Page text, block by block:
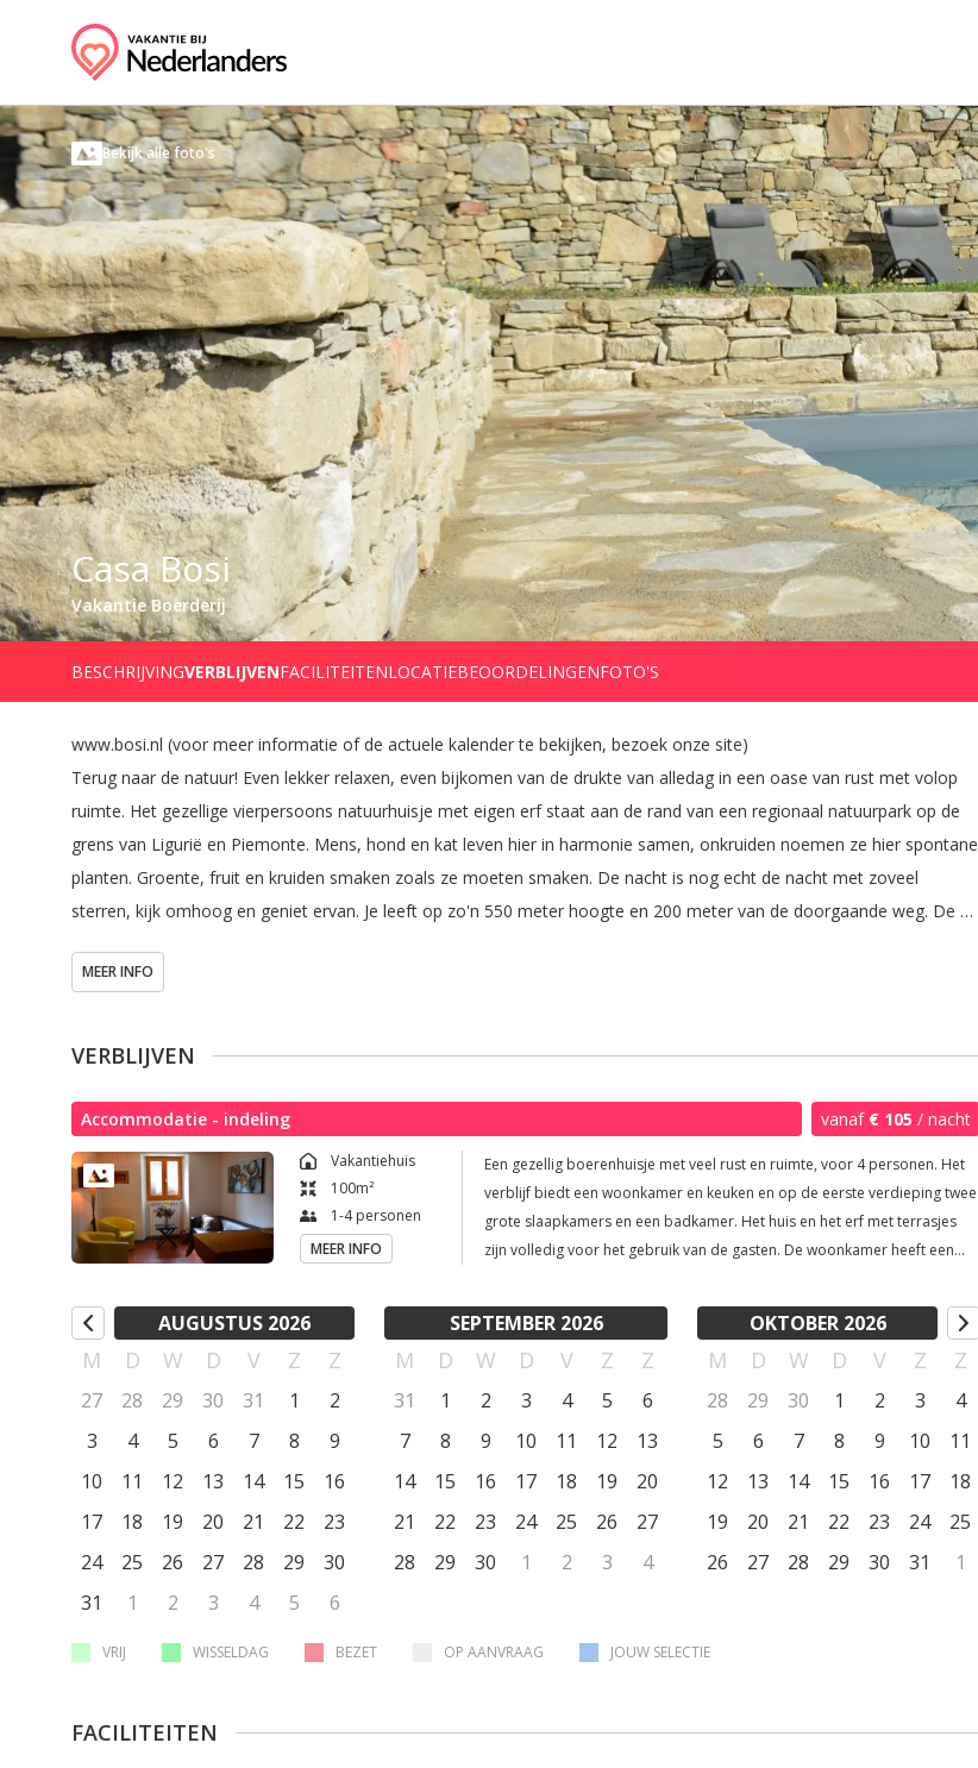
Bekijk alle foto's
Casa Bosi
Vakantie Boerderij
BESCHRIJVINGVERBLIJVENFACILITEITENLOCATIEBEOORDELINGENFOTO'S
www.bosi.nl (voor meer informatie of de actuele kalender te bekijken, bezoek onze site)
Terug naar de natuur! Even lekker relaxen, even bijkomen van de drukte van alledag in een oase van rust met volop
ruimte. Het gezellige vierpersoons natuurhuisje met eigen erf staat aan de rand van een regionaal natuurpark op de
grens van Ligurië en Piemonte. Mens, hond en kat leven hier in harmonie samen, onkruiden noemen ze hier spontane
planten. Groente, fruit en kruiden smaken zoals ze moeten smaken. De nacht is nog echt de nacht met zoveel
sterren, kijk omhoog en geniet ervan. Je leeft op zo'n 550 meter hoogte en 200 meter van de doorgaande weg. De
wordt geholpen. Maar wil je even weg van de natuurlijke rust, dan zijn hier mogelijkheden te over om te wandelen,
zomaar slenteren door de vele authentieke Italiaanse dorpjes met hun pure, vriendelijke, Italiaanse bewoners en een
Midden in de natuur! De deur uitstappen en je bent al begonnen met je wandeling door bossen en over weilanden,
waar omheiningen taboe zijn, waar de reeën je pad doorkruisen en waar je zwijnen, vossen en dassen kunt
ontmoeten. Met een beetje geluk kun je zelfs truffels vinden. Waar vind je nog zoveel soorten vlinders bijna het
gehele jaar door en prachtige wilde bloemen en planten. En vergeet de nachten niet met de geluiden van de uil en de
niet van het luieren in de hangmat, heerlijk met een boekje, met het geluid van de krekels. Dus alle natuurliefhebbers,
vogelaars, vlinderkenners, schilders, schrijvers of andere levensgenieters kunnen hier dwalen in hun eigen wereld, ver
CIN IT009048C2OHXBNK26
MEER INFO
VERBLIJVEN
Accommodatie - indeling vanaf € 105 / nacht
Vakantiehuis
100m²
1-4 personen
MEER INFO
Een gezellig boerenhuisje met veel rust en ruimte, voor 4 personen. Het
verblijf biedt een woonkamer en keuken en op de eerste verdieping twee
grote slaapkamers en een badkamer. Het huis en het erf met terrasjes
zijn volledig voor het gebruik van de gasten. De woonkamer heeft een
eettafel met 4 stoelen, een vierpits kooktoestel en een koelkast. De twee
ruime slaapkamers bieden elk plaats aan twee personen in
tweepersoons bedden. Er is bovendien ruimte voor eventueel een
kinderbedje op aanvraag. De badkamer heeft een douche, toilet, bidet
www.bosi.nl.
AUGUSTUS 2026
M D W D V Z Z
27 28 29 30 31 1
2
3
4 5 6 7 8
9
10
11 12 13 14 15
16
17
18 19 20 21 22
23
24
25 26 27 28 29
30
31
1 2 3 4 5 6
SEPTEMBER 2026
M D W D V Z Z
31 1 2 3 4 5
6
7
8 9 10 11 12
13
14
15 16 17 18 19
20
21
22 23 24 25 26
27
28
29 30 1 2 3 4
OKTOBER 2026
M D W D V Z Z
28 29 30 1 2 3
4
5
6 7 8 9 10
11
12
13 14 15 16 17
18
19
20 21 22 23 24
25
26
27 28 29 30 31 1
VRIJ WISSELDAG BEZET OP AANVRAAG JOUW SELECTIE
FACILITEITEN